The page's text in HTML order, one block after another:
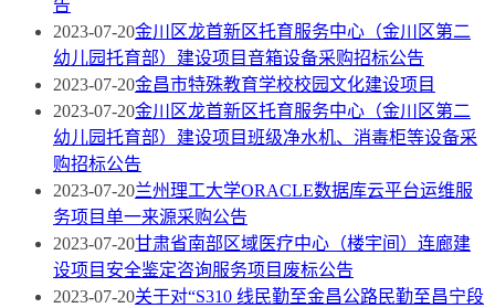
告
2023-07-20金川区龙首新区托育服务中心（金川区第二
幼儿园托育部）建设项目音箱设备采购招标公告
2023-07-20金昌市特殊教育学校校园文化建设项目
2023-07-20金川区龙首新区托育服务中心（金川区第二
幼儿园托育部）建设项目班级净水机、消毒柜等设备采
购招标公告
2023-07-20兰州理工大学ORACLE数据库云平台运维服
务项目单一来源采购公告
2023-07-20甘肃省南部区域医疗中心（楼宇间）连廊建
设项目安全鉴定咨询服务项目废标公告
2023-07-20关于对“S310 线民勤至金昌公路民勤至昌宁段